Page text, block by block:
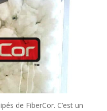
de FiberCor. C’est un